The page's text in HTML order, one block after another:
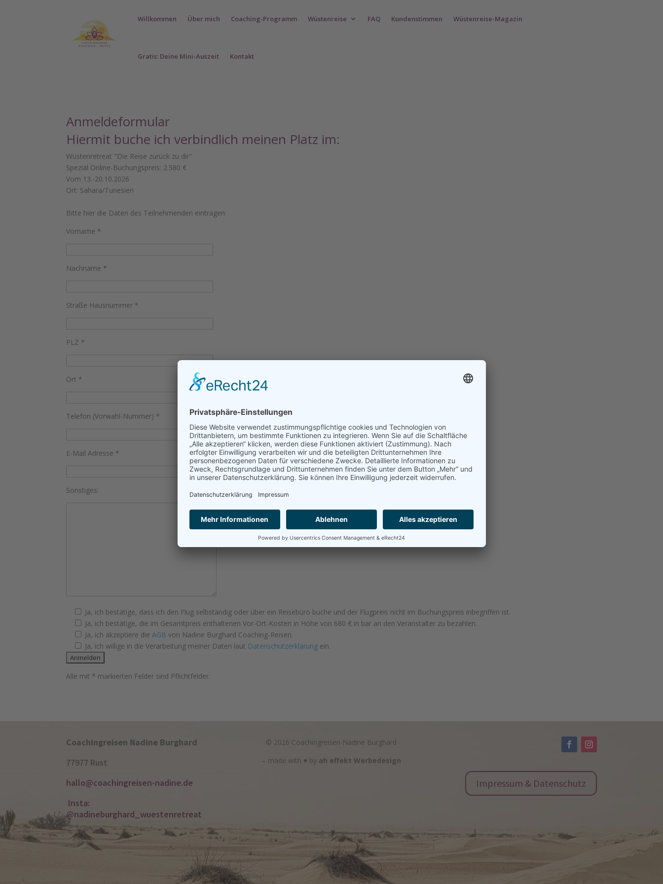
Willkommen Über mich Coaching-Programm Wüstenreise FAQ Kundenstimmen Wüstenreise-Magazin
Gratis: Deine Mini-Auszeit Kontakt
Anmeldeformular
Hiermit buche ich verbindlich meinen Platz im:
Wüstenretreat "Die Reise zurück zu dir"
Spezial Online-Buchungspreis: 2.580 €
Vom 13.-20.10.2026
Ort: Sahara/Tunesien
Bitte hier die Daten des Teilnehmenden eintragen:
Vorname *
Nachname *
Straße Hausnummer *
PLZ *
Ort *
Telefon (Vorwahl-Nummer) *
E-Mail Adresse *
Sonstiges:
Ja, ich bestätige, dass ich den Flug selbständig oder über ein Reisebüro buche und der Flugpreis nicht im Buchungspreis inbegriffen ist.
Ja, ich bestätige, die im Gesamtpreis enthaltenen Vor-Ort-Kosten in Höhe von 680 € in bar an den Veranstalter zu bezahlen.
Ja, ich akzeptiere dieAGB von Nadine Burghard Coaching-Reisen.
Ja, ich willige in die Verarbeitung meiner Daten laut Datenschutzerklärung ein.
Alle mit * markierten Felder sind Pflichtfelder.
Coachingreisen Nadine Burghard
77977 Rust
hallo@coachingreisen-nadine.de
Insta:
@nadineburghard_wuestenretreat
© 2026 Coachingreisen Nadine Burghard
– made with ♥ by ah effekt Werbedesign
Impressum & Datenschutz